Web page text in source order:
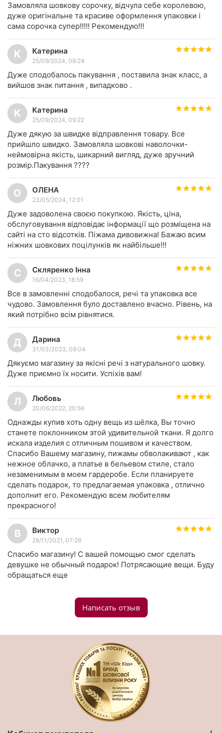
Замовляла шовкову сорочку, відчула себе королевою,
дуже оригінальне та красиве оформлення упаковки і
сама сорочка супер!!!!! Рекомендую!!!
К Катерина
25/09/2024, 09:24
Дуже сподобалось пакування , поставила знак класс, а
вийшов знак питання , випадково .
К Катерина
25/09/2024, 09:22
Дуже дякую за швидке відправлення товару. Все
прийшло швидко. Замовляла шовкові наволочки-
неймовірна якість, шикарний вигляд, дуже зручний
розмір.Пакування ????
О ОЛЕНА
23/05/2024, 12:01
Дуже задоволена своєю покупкою. Якість, ціна,
обслуговування відповідає інформації що розміщена на
сайті на сто відсотків. Піжама дивовижна! Бажаю всим
ніжних шовкових поцілунків як найбільше!!!
С Скляренко Інна
16/04/2023, 18:59
Все в замовленні сподобалося, речі та упаковка все
чудово. Замовлення було доставлено вчасно. Рівень, на
який потрібно всім рівнятися.
Д Дарина
31/03/2023, 08:04
Дякуємо магазину за якісні речі з натурального шовку.
Дуже приємно їх носити. Успіхів вам!
Л Любовь
20/06/2022, 20:56
Однажды купив хоть одну вещь из шёлка, Вы точно
станете поклонником этой удивительной ткани. Я долго
искала изделия с отличным пошивом и качеством.
Спасибо Вашему магазину, пижамы обволакивают , как
нежное облачко, а платье в бельевом стиле, стало
незаменимым в моем гардеробе. Если планируете
сделать подарок, то предлагаемая упаковка , отлично
дополнит его. Рекомендую всем любителям
прекрасного!
В Виктор
28/11/2021, 07:26
Спасибо магазину! С вашей помощью смог сделать
девушке не обычный подарок! Потрясающие вещи. Буду
обращаться еще
Написать отзыв